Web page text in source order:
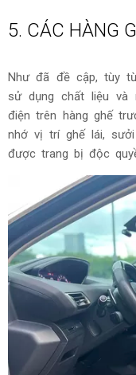
Hệ thống âm thanh vòm 10
Ngoài ra, phiên bản
cửa trước 2 lớp, kính
cập, tính năng tự
hệ thống điều hòa.
5. CÁC HÀNG
Như đã đề cập, tùy
sử dụng chất liệu và
điện trên hàng ghế
nhớ vị trí ghế lái,
được trang bị độc